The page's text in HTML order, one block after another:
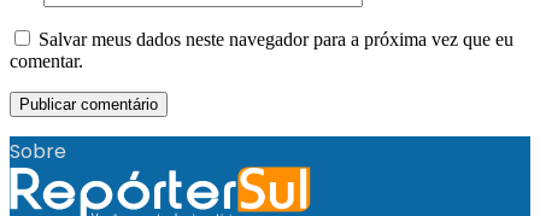
Salvar meus dados neste navegador para a próxima vez que eu
comentar.
Sobre